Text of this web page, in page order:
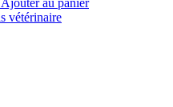
Ajouter au panier